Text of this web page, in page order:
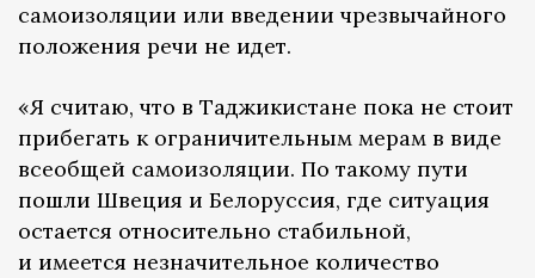
самоизоляции или введении чрезвычайного
положения речи не идет.
«Я считаю, что в Таджикистане пока не стоит
прибегать к ограничительным мерам в виде
всеобщей самоизоляции. По такому пути
пошли Швеция и Белоруссия, где ситуация
остается относительно стабильной,
и имеется незначительное количество